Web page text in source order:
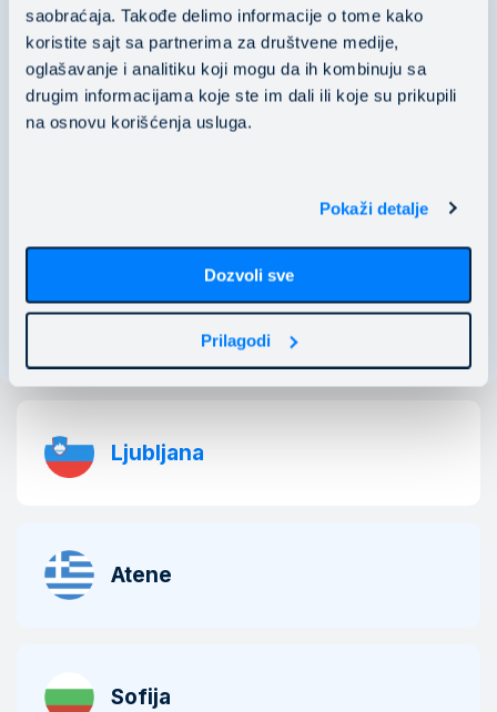
saobraćaja. Takođe delimo informacije o tome kako
koristite sajt sa partnerima za društvene medije,
oglašavanje i analitiku koji mogu da ih kombinuju sa
drugim informacijama koje ste im dali ili koje su prikupili
na osnovu korišćenja usluga.
Pokaži detalje
Dozvoli sve
Prilagodi
Mainstream Public Cloud Services d.o.o.
PIB: 106118536
​​​​​​​MB: 20529466
Poglej na karti
Ljubljana
Atene
Sofija